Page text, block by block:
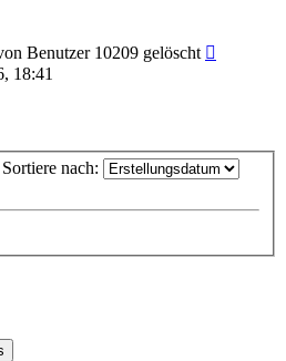
Benutzer 10209 gelöscht
18:41
Sortiere nach: